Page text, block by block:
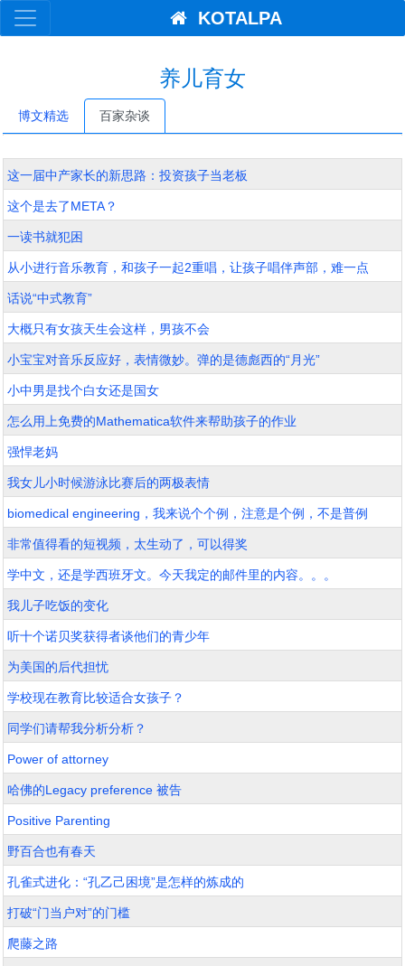
KOTALPA
养儿育女
博文精选 百家杂谈
这一届中产家长的新思路：投资孩子当老板
这个是去了META？
一读书就犯困
从小进行音乐教育，和孩子一起2重唱，让孩子唱伴声部，难一点
话说“中式教育”
大概只有女孩天生会这样，男孩不会
小宝宝对音乐反应好，表情微妙。弹的是德彪西的“月光”
小中男是找个白女还是国女
怎么用上免费的Mathematica软件来帮助孩子的作业
强悍老妈
我女儿小时候游泳比赛后的两极表情
biomedical engineering，我来说个个例，注意是个例，不是普例
非常值得看的短视频，太生动了，可以得奖
学中文，还是学西班牙文。今天我定的邮件里的内容。。。
我儿子吃饭的变化
听十个诺贝奖获得者谈他们的青少年
为美国的后代担忧
学校现在教育比较适合女孩子？
同学们请帮我分析分析？
Power of attorney
哈佛的Legacy preference 被告
Positive Parenting
野百合也有春天
孔雀式进化：“孔乙己困境”是怎样的炼成的
打破“门当户对”的门槛
爬藤之路